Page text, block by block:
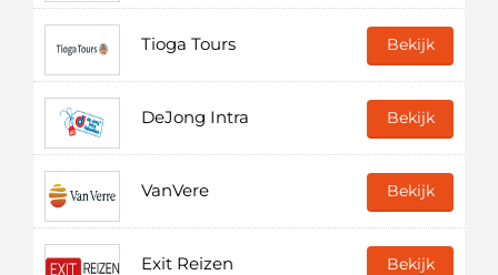
Tioga Tours Bekijk
DeJong Intra Bekijk
VanVere Bekijk
Exit Reizen Bekijk